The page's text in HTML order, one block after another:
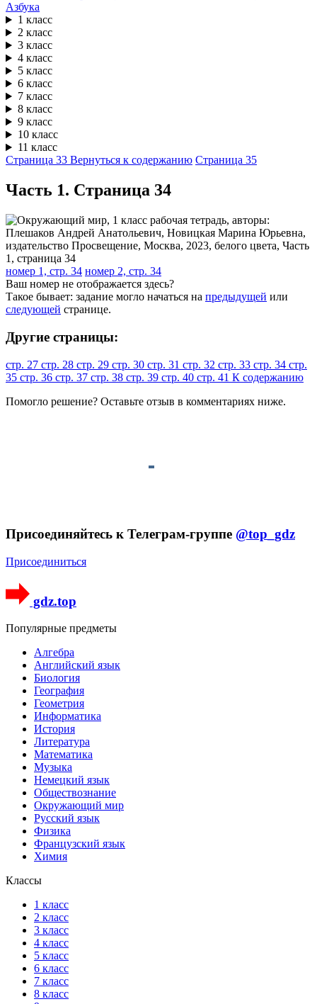
Азбука
1 класс
2 класс
3 класс
4 класс
5 класс
6 класс
7 класс
8 класс
9 класс
10 класс
11 класс
Страница 33 Вернуться к содержанию Страница 35
Часть 1. Cтраница 34
номер 1, стр. 34 номер 2, стр. 34
Ваш номер не отображается здесь?
Такое бывает: задание могло начаться на предыдущей или
следующей странице.
Другие страницы:
стр. 27 стр. 28 стр. 29 стр. 30 стр. 31 стр. 32 стр. 33 стр. 34 стр.
35 стр. 36 стр. 37 стр. 38 стр. 39 стр. 40 стр. 41 К содержанию
Помогло решение? Оставьте отзыв в комментариях ниже.
Присоединяйтесь к Телеграм-группе @top_gdz
Присоединиться
gdz.top
Популярные предметы
Алгебра
Английский язык
Биология
География
Геометрия
Информатика
История
Литература
Математика
Музыка
Немецкий язык
Обществознание
Окружающий мир
Русский язык
Физика
Французский язык
Химия
Классы
1 класс
2 класс
3 класс
4 класс
5 класс
6 класс
7 класс
8 класс